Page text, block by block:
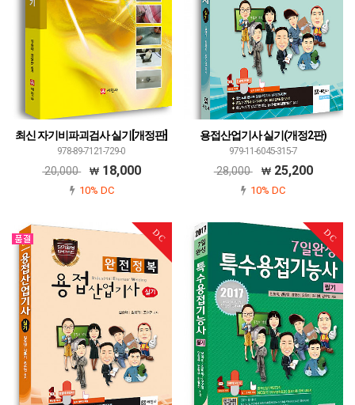
최신 자기비파괴검사 실기[개정판]
978-89-7121-729-0
20,000 18,000
10% DC
용접산업기사 실기(개정2판)
979-11-6045-315-7
28,000 25,200
10% DC
DC DC